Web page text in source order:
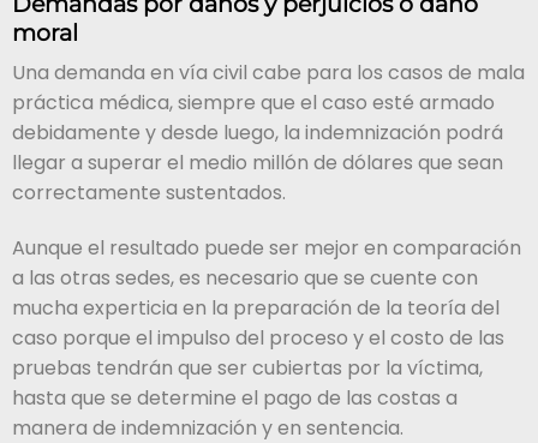
moral
Una demanda en vía civil cabe para los casos de mala
práctica médica, siempre que el caso esté armado
debidamente y desde luego, la indemnización podrá
llegar a superar el medio millón de dólares que sean
correctamente sustentados.
Aunque el resultado puede ser mejor en comparación
a las otras sedes, es necesario que se cuente con
mucha experticia en la preparación de la teoría del
caso porque el impulso del proceso y el costo de las
pruebas tendrán que ser cubiertas por la víctima,
hasta que se determine el pago de las costas a
manera de indemnización y en sentencia.